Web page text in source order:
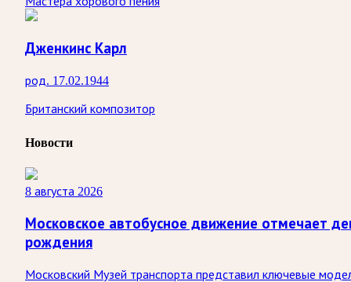
Дженкинс Карл
род. 17.02.1944
Британский композитор
Новости
8 августа 2026
Московское автобусное движение отмечает
рождения
Московский Музей транспорта представил ключевые